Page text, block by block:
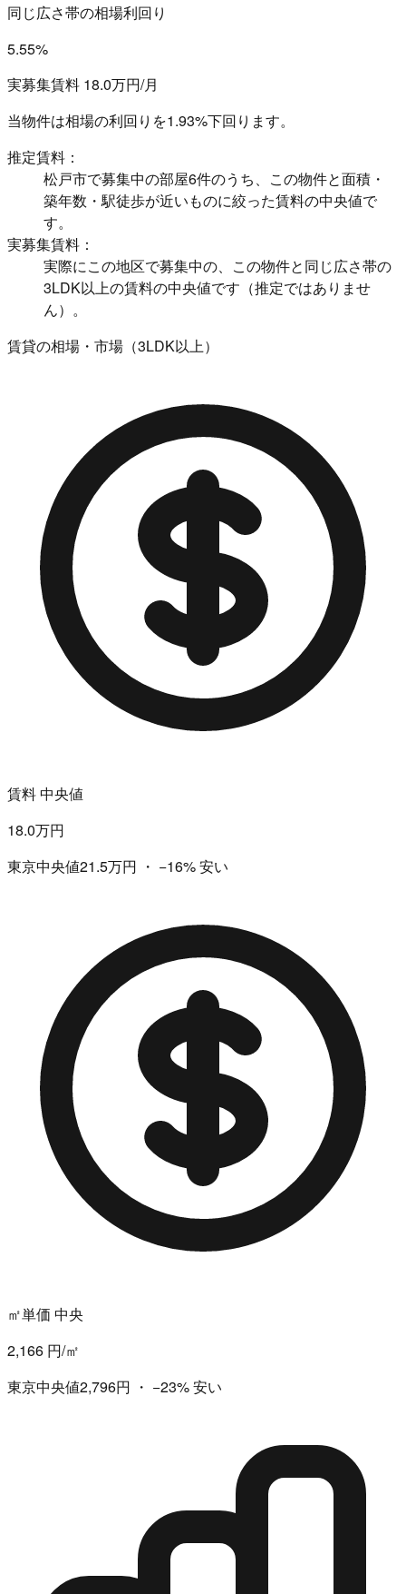
同じ広さ帯の相場利回り
5.55%
実募集賃料 18.0万円/月
当物件は相場の利回りを1.93%下回ります。
推定賃料：
松戸市で募集中の部屋6件のうち、この物件と面積・
築年数・駅徒歩が近いものに絞った賃料の中央値で
す。
実募集賃料：
実際にこの地区で募集中の、この物件と同じ広さ帯の
3LDK以上の賃料の中央値です（推定ではありませ
ん）。
賃貸の相場・市場（3LDK以上）
賃料 中央値
18.0万円
東京中央値21.5万円 ・ −16%安い
㎡単価 中央
2,166 円/㎡
東京中央値2,796円 ・ −23%安い